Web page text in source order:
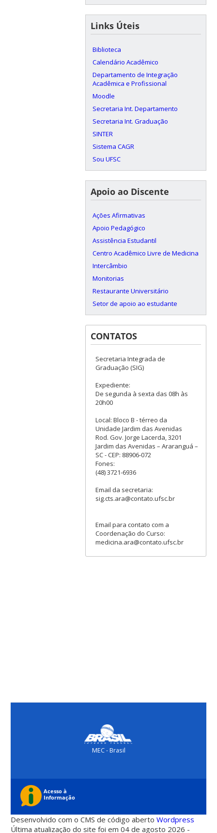
Links Úteis
Biblioteca
Calendário Acadêmico
Departamento de Integração
Acadêmica e Profissional
Moodle
Secretaria Int. Departamento
Secretaria Int. Graduação
SINTER
Sistema CAGR
Sou UFSC
Apoio ao Discente
Ações Afirmativas
Apoio Pedagógico
Assistência Estudantil
Centro Acadêmico Livre de Medicina
Intercâmbio
Monitorias
Restaurante Universitário
Setor de apoio ao estudante
CONTATOS
Secretaria Integrada de
Graduação (SIG)
Expediente:
De segunda à sexta das 08h às
20h00
Local: Bloco B - térreo da
Unidade Jardim das Avenidas
Rod. Gov. Jorge Lacerda, 3201
Jardim das Avenidas – Araranguá –
SC - CEP: 88906-072
Fones:
(48) 3721-6936
Email da secretaria:
sig.cts.ara@contato.ufsc.br
Email para contato com a
Coordenação do Curso:
medicina.ara@contato.ufsc.br
MEC - Brasil
Desenvolvido com o CMS de código abertoWordpress
Última atualização do site foi em 04 de agosto 2026 -